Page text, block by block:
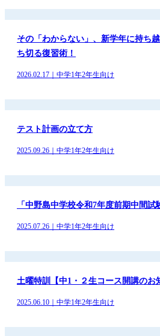
その「わからない」、新学年に持ち
ち切る復習術！
2026.02.17｜中学1年2年生向け
テスト計画の立て方
2025.09.26｜中学1年2年生向け
「中野島中学校令和7年度前期中間
2025.07.26｜中学1年2年生向け
土曜特訓【中1・２生コース開講のお
2025.06.10｜中学1年2年生向け